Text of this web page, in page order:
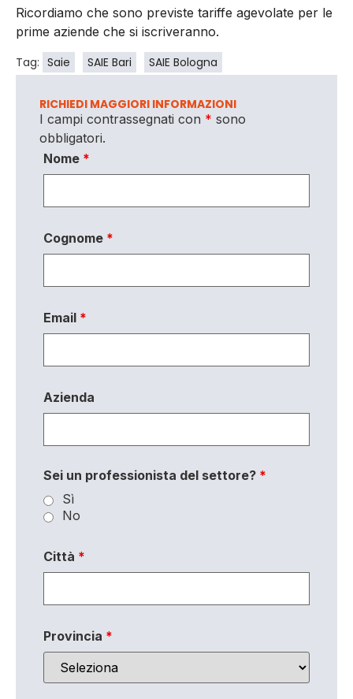
Ricordiamo che sono previste tariffe agevolate per le
prime aziende che si iscriveranno.
Tag: Saie SAIE Bari SAIE Bologna
RICHIEDI MAGGIORI INFORMAZIONI
I campi contrassegnati con * sono
obbligatori.
Nome *
Cognome *
Email *
Azienda
Sei un professionista del settore? *
Sì
No
Città *
Provincia *